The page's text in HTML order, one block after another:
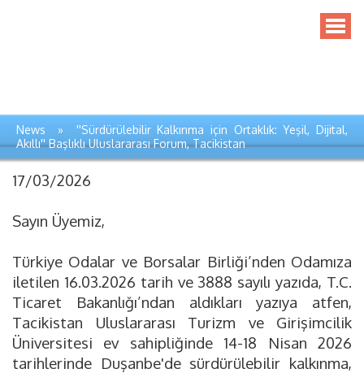
News » ''Sürdürülebilir Kalkınma için Ortaklık: Yeşil, Dijital,
Akıllı'' Başlıklı Uluslararası Forum, Tacikistan
17/03/2026
Sayın Üyemiz,
Türkiye Odalar ve Borsalar Birliği’nden Odamıza
iletilen 16.03.2026 tarih ve 3888 sayılı yazıda, T.C.
Ticaret Bakanlığı’ndan aldıkları yazıya atfen,
Tacikistan Uluslararası Turizm ve Girişimcilik
Üniversitesi ev sahipliğinde 14-18 Nisan 2026
tarihlerinde Duşanbe'de sürdürülebilir kalkınma,